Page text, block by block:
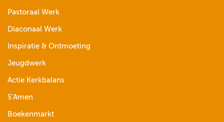
Pastoraal Werk
Diaconaal Werk
Inspiratie & Ontmoeting
Jeugdwerk
Actie Kerkbalans
S’Amen
Boekenmarkt